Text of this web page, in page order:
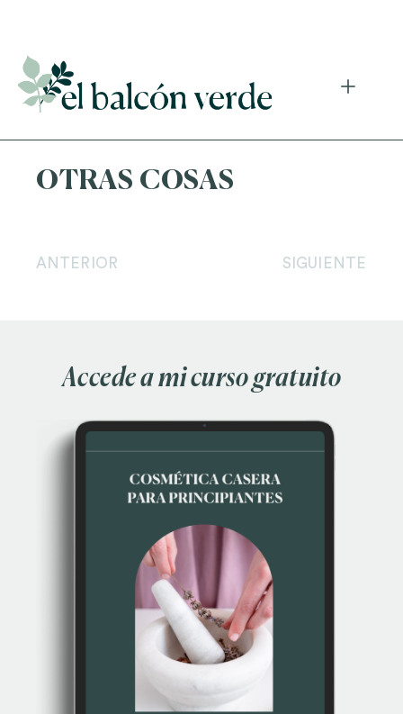
OTRAS COSAS
ANTERIOR SIGUIENTE
Accede a mi curso gratuito